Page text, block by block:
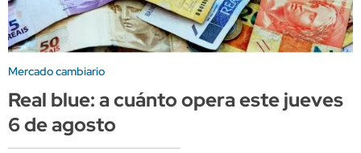
Mercado cambiario
Real blue: a cuánto opera este jueves
6 de agosto